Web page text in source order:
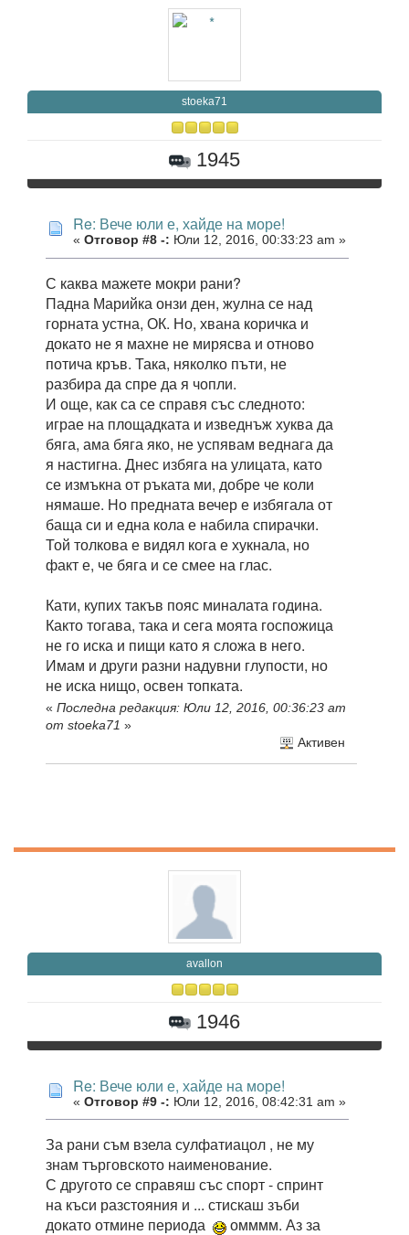
stoeka71
1945
Re: Вече юли е, хайде на море!
« Отговор #8 -: Юли 12, 2016, 00:33:23 am »
С каква мажете мокри рани?
Падна Марийка онзи ден, жулна се над
горната устна, ОК. Но, хвана коричка и
докато не я махне не мирясва и отново
потича кръв. Така, няколко пъти, не
разбира да спре да я чопли.
И още, как са се справя със следното:
играе на площадката и изведнъж хуква да
бяга, ама бяга яко, не успявам веднага да
я настигна. Днес избяга на улицата, като
се измъкна от ръката ми, добре че коли
нямаше. Но предната вечер е избягала от
баща си и една кола е набила спирачки.
Той толкова е видял кога е хукнала, но
факт е, че бяга и се смее на глас.
Кати, купих такъв пояс миналата година.
Както тогава, така и сега моята госпожица
не го иска и пищи като я сложа в него.
Имам и други разни надувни глупости, но
не иска нищо, освен топката.
« Последна редакция: Юли 12, 2016, 00:36:23 am
от stoeka71 »
Активен
avallon
1946
Re: Вече юли е, хайде на море!
« Отговор #9 -: Юли 12, 2016, 08:42:31 am »
За рани съм взела сулфатиацол , не му
знам търговското наименование.
С другото се справяш със спорт - спринт
на къси разстояния и ... стискаш зъби
докато отмине периода
омммм. Аз за